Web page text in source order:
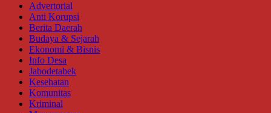
Advertorial
Anti Korupsi
Berita Daerah
Budaya & Sejarah
Ekonomi & Bisnis
Info Desa
Jabodetabek
Kesehatan
Komunitas
Kriminal